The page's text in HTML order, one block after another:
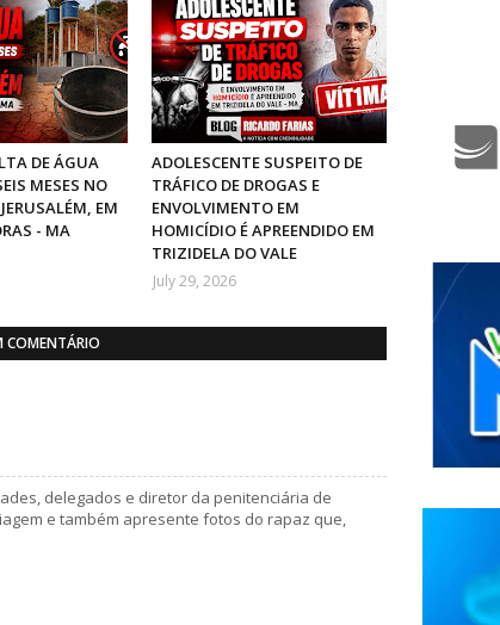
DE ÁGUA
MESES NO
EM
- MA
ADOLESCENTE SUSPEITO DE
TRÁFICO DE DROGAS E
ENVOLVIMENTO EM
HOMICÍDIO É APREENDIDO EM
TRIZIDELA DO VALE
July 29, 2026
COMENTÁRIO
delegados e diretor da penitenciária de
e também apresente fotos do rapaz que,